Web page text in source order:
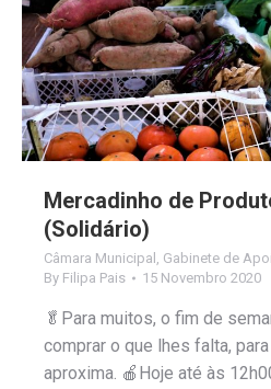
Mercadinho de
(Solidário)
Câmara Municipal , Gabinete de
By Filipa Pais 15 Novembro 2020
🥬Para muitos, o fim de
comprar o que lhes falta,
aproxima. 🍎Hoje até às